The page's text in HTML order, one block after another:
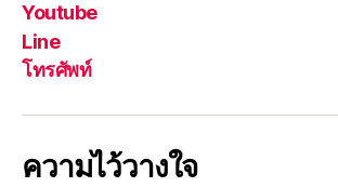
Youtube
Line
โทรศัพท์
ความไว้วางใจ